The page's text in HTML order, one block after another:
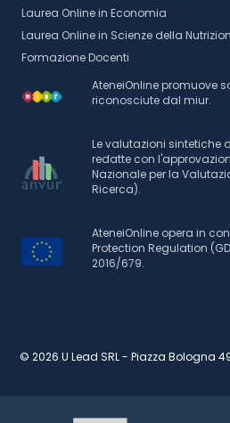
Laurea Online in Economia
Laurea Online in Scienze della
Formazione Docenti
AteneiOnline promuove
riconosciute dal miur.
Le valutazioni sintetiche
redatte con
Nazionale per la
Ricerca).
AteneiOnline opera in
Protection Regulation
2016/679.
© 2026 U Lead SRL - Piazza Bologna